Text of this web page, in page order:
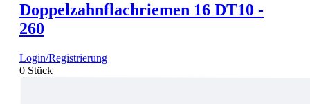
Doppelzahnflachriemen 16 DT10 -
260
Login/Registrierung
0 Stück